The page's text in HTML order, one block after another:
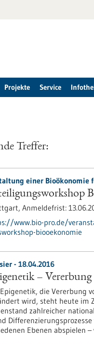
Projekte Service
Treffer:
einer Bioökonomie
Anmeldefrist:
www.bio-pro.de/
biooekonomie
- 18.04.2016
–
die Vererbung
wird, steht heute im
zahlreicher
Ebenen abspielen